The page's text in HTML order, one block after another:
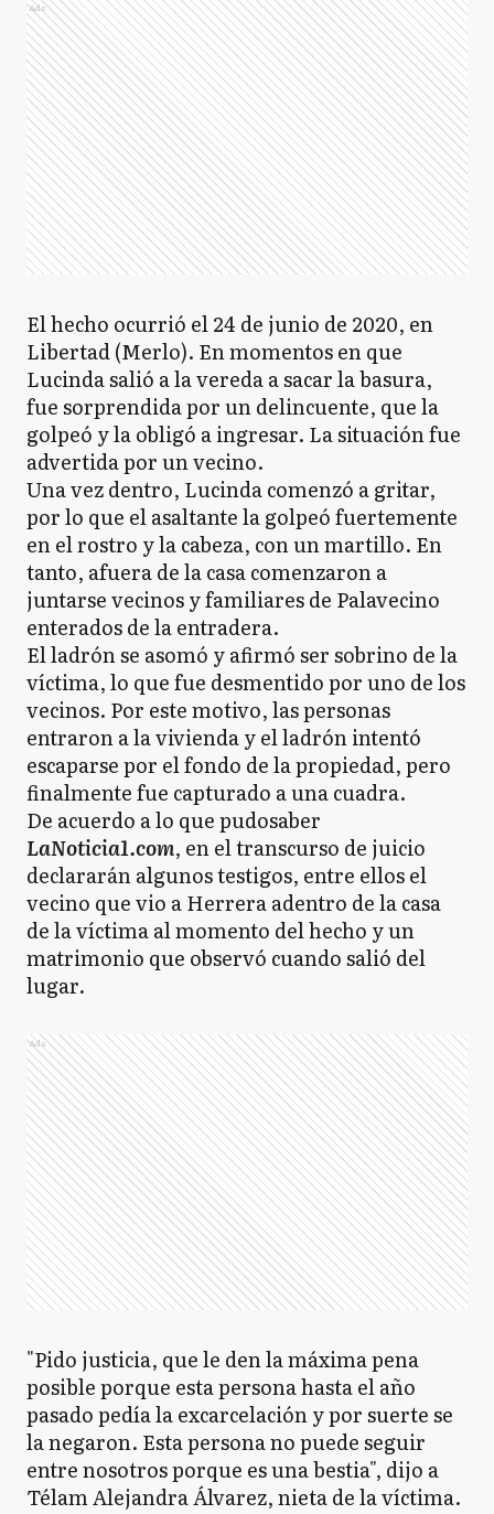
Ads
El hecho ocurrió el 24 de junio de 2020, en
Libertad (Merlo). En momentos en que
Lucinda salió a la vereda a sacar la basura,
fue sorprendida por un delincuente, que la
golpeó y la obligó a ingresar. La situación fue
advertida por un vecino.
Una vez dentro, Lucinda comenzó a gritar,
por lo que el asaltante la golpeó fuertemente
en el rostro y la cabeza, con un martillo. En
tanto, afuera de la casa comenzaron a
juntarse vecinos y familiares de Palavecino
enterados de la entradera.
El ladrón se asomó y afirmó ser sobrino de la
víctima, lo que fue desmentido por uno de los
vecinos. Por este motivo, las personas
entraron a la vivienda y el ladrón intentó
escaparse por el fondo de la propiedad, pero
finalmente fue capturado a una cuadra.
De acuerdo a lo que pudosaber
LaNoticia1.com, en el transcurso de juicio
declararán algunos testigos, entre ellos el
vecino que vio a Herrera adentro de la casa
de la víctima al momento del hecho y un
matrimonio que observó cuando salió del
lugar.
Ads
"Pido justicia, que le den la máxima pena
posible porque esta persona hasta el año
pasado pedía la excarcelación y por suerte se
la negaron. Esta persona no puede seguir
entre nosotros porque es una bestia", dijo a
Télam Alejandra Álvarez, nieta de la víctima.